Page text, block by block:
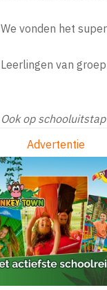
We vonden het
Leerlingen van
Ook op
Advertentie